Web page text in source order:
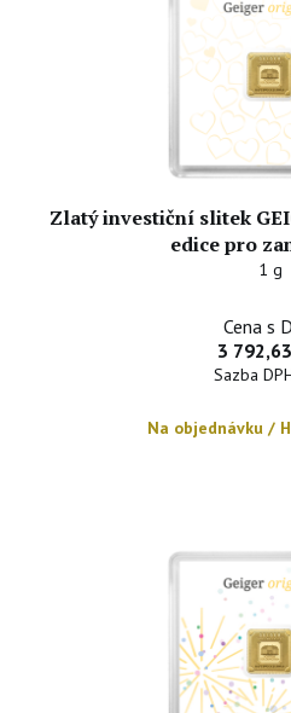
Zlatý investiční slitek
edice pro
1 g
Cena s
3
Sazba
Na objednávku /